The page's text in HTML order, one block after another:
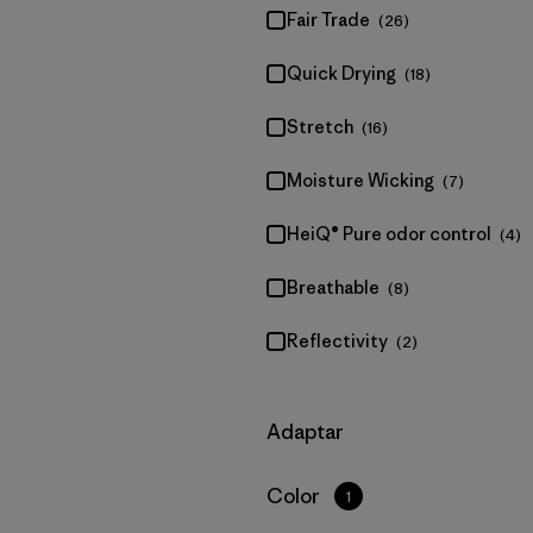
Fair Trade (26)
Quick Drying (18)
Stretch (16)
Moisture Wicking (7)
HeiQ® Pure odor control (4)
Breathable (8)
Reflectivity (2)
Filtrar por
Adaptar
Filtrar por
Color 1